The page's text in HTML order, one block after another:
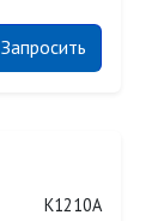
Запросить
K1210A